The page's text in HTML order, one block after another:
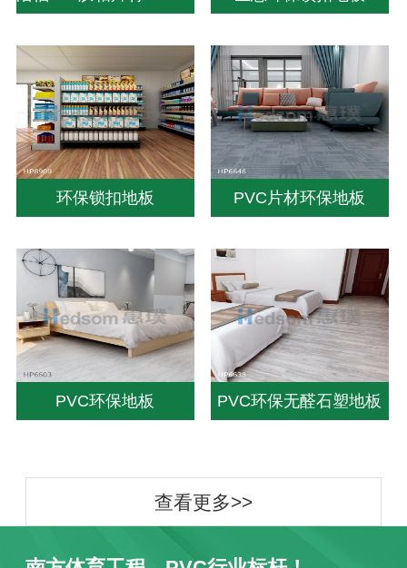
环保锁扣地板 PVC片材环保地板
PVC环保地板 PVC环保无醛石塑地板
查看更多>>